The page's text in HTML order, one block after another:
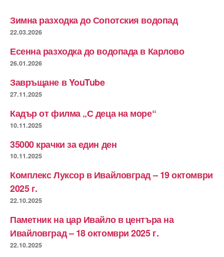
Зимна разходка до Сопотския водопад
22.03.2026
Есенна разходка до водопада в Карлово
26.01.2026
Завръщане в YouTube
27.11.2025
Кадър от филма „С деца на море“
10.11.2025
35000 крачки за един ден
10.11.2025
Комплекс Луксор в Ивайловград – 19 октомври
2025 г.
22.10.2025
Паметник на цар Ивайло в центъра на
Ивайловград – 18 октомври 2025 г.
22.10.2025